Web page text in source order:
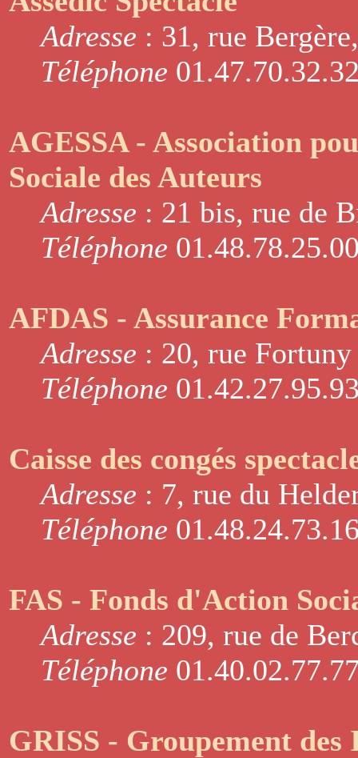
Adresse : 31, rue
Téléphone
AGESSA - Association
Sociale des Auteurs
Adresse : 21 bis, rue de
Téléphone
AFDAS - Assurance
Adresse : 20, rue
Téléphone
Caisse des congés
Adresse : 7, rue du
Téléphone
FAS - Fonds d'Action
Adresse : 209, rue de
Téléphone
GRISS - Groupement